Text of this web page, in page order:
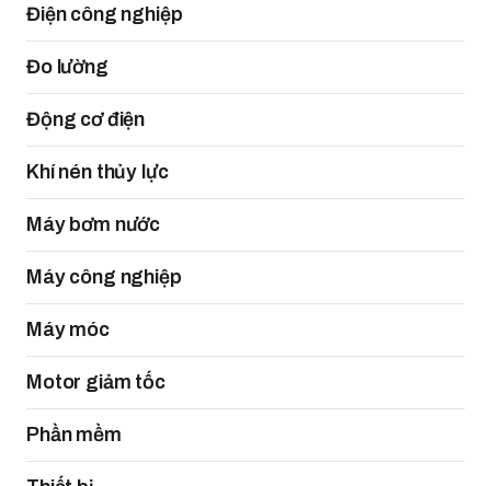
Điện công nghiệp
Đo lường
Động cơ điện
Khí nén thủy lực
Máy bơm nước
Máy công nghiệp
Máy móc
Motor giảm tốc
Phần mềm